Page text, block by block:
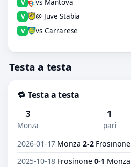
V vs Mantova
V @ Juve Stabia
V vs Carrarese
Testa a testa
🔁 Testa a testa
3
Monza
1
pari
2026-01-17 Monza 2-2 Frosinone
2025-10-18 Frosinone 0-1 Monza